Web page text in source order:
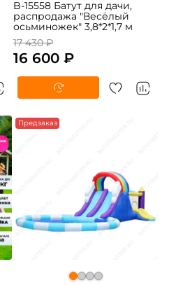
B-15558 Батут для дачи,
распродажа "Весёлый
осьминожек" 3,8*2*1,7 м
17 430 ₽
16 600 ₽
-5% Предзаказ